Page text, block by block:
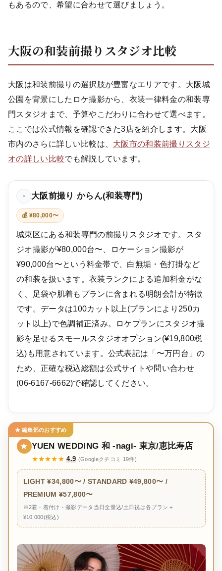
もあるので、希望に合わせて選びましょう。
大阪の和装前撮りスタジオ比較
大阪は和装前撮りの選択肢が豊富なエリアです。大阪城
公園を背景にしたロケ撮影から、衣装一律料金の和装専
門スタジオまで、予算やこだわりに合わせて選べます。
ここでは公式情報を確認できた3店を紹介します。大阪
市内のさらに詳しい比較は、 大阪市の和装前撮りスタジ
オの詳しい比較でも解説しています。
・ 大阪前撮り からん(和装専門)
💰 ¥80,000〜
城東区にある和装専門の前撮りスタジオです。スタ
ジオ撮影が¥80,000台〜、ロケーション撮影が
¥90,000台〜という料金帯で、白無垢・色打掛など
の和装を扱います。衣装ランクによる追加料金がな
く、足袋や肌着もプランに含まれる明朗会計が特徴
です。データは100カット以上(プランにより250カ
ット以上)で色調補正済み。ロケプランにスタジオ撮
影を足せるスモールスタジオオプション(¥19,800税
込)も用意されています。公式表記は「〜万円台」の
ため、正確な税込総額は公式サイトや問い合わせ
(06-6167-6662)で確認してください。
★ 編集部のおすすめ
★ YUEN WEDDING 和 -nagi- 東京/恵比寿店
★★★★★4.9 (Googleクチコミ 19件)
LIGHT ¥34,800〜 / STANDARD ¥49,800〜 /
PREMIUM ¥57,800〜
※2着・着付け・撮影データ当日全量込/土日祝は各プラン +
¥10,000(税込)